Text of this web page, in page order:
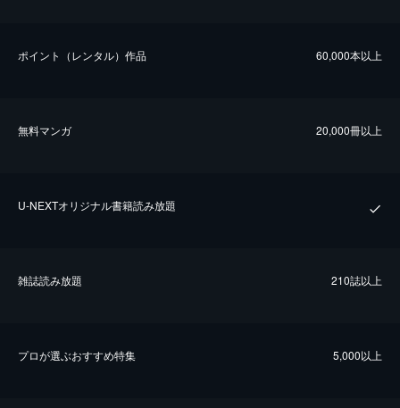
ポイント（レンタル）作品 60,000本以上
無料マンガ 20,000冊以上
U-NEXTオリジナル書籍読み放題
雑誌読み放題 210誌以上
プロが選ぶおすすめ特集 5,000以上